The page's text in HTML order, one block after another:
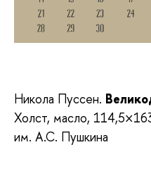
Никола Пуссен.
Холст, масло,
им. А.С. Пушкина